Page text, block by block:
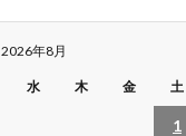
2026年8月
水 木 金 土
1